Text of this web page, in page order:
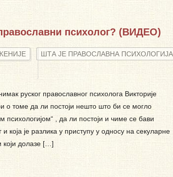
психолог? (ВИДЕО)
ШТА ЈЕ ПРАВОСЛАВНА ПСИХОЛОГИЈА
руског православног психолога Викторије
о томе да ли постоји нешто што би се могло
психологијом“ , да ли постоји и чиме се бави
која је разлика у приступу у односу на секуларне
долазе […]